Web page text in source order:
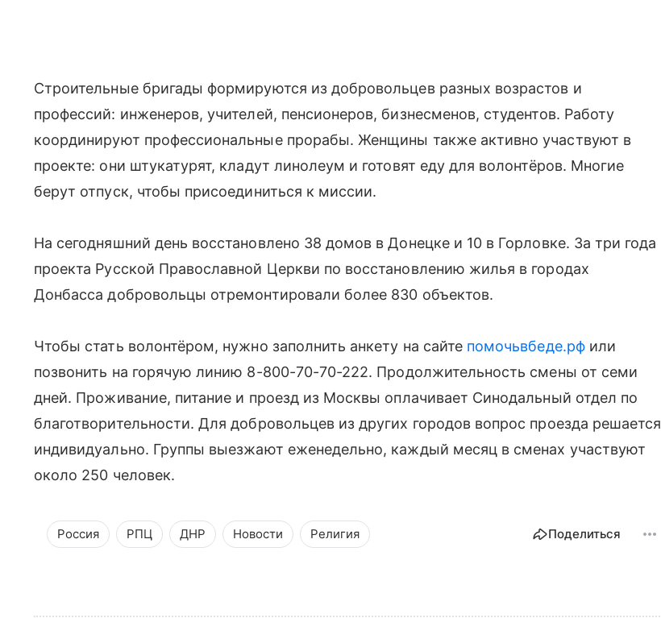
Строительные бригады формируются из добровольцев разных возрастов и
профессий: инженеров, учителей, пенсионеров, бизнесменов, студентов. Работу
координируют профессиональные прорабы. Женщины также активно участвуют в
проекте: они штукатурят, кладут линолеум и готовят еду для волонтёров. Многие
берут отпуск, чтобы присоединиться к миссии.
На сегодняшний день восстановлено 38 домов в Донецке и 10 в Горловке. За три года
проекта Русской Православной Церкви по восстановлению жилья в городах
Донбасса добровольцы отремонтировали более 830 объектов.
Чтобы стать волонтёром, нужно заполнить анкету на сайте помочьвбеде.рфили
позвонить на горячую линию 8-800-70-70-222. Продолжительность смены от семи
дней. Проживание, питание и проезд из Москвы оплачивает Синодальный отдел по
благотворительности. Для добровольцев из других городов вопрос проезда решается
индивидуально. Группы выезжают еженедельно, каждый месяц в сменах участвуют
около 250 человек.
Россия РПЦ ДНР Новости Религия Поделиться